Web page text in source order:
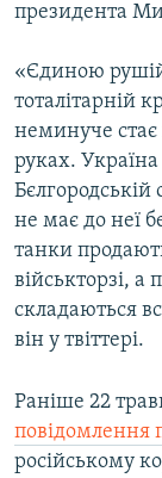
президента
«Єдиною
тоталітарній
неминуче стає
руках. Україна
Бєлгородській
не має до неї
танки
військторзі, а
складаються
він у твіттері.
Раніше 22
повідомлення
російському